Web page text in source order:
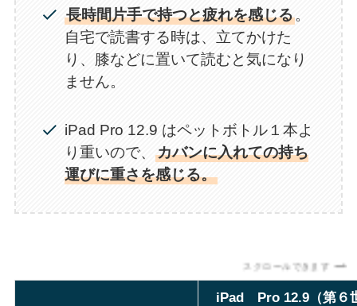
長時間片手で持つと疲れを感じる。
自宅で読書する時は、立てかけた
り、膝などに置いて読むと気になり
ません。
iPad Pro 12.9 はペットボトル１本よ
り重いので、 カバンに入れての持ち
運びに重さを感じる。
スクロールできます
iPad Pro 12.9（第６